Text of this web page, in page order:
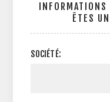
ÊTES
SOCIÉTÉ: